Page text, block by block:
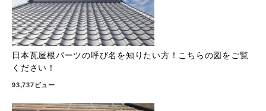
日本瓦屋根パーツの呼び名を知りたい方！こちらの図をご覧
ください！
93,737ビュー